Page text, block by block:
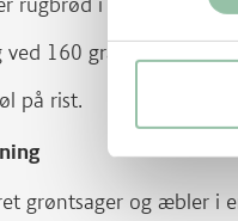
ved 160 grader i ca. 8-
på rist.
grøntsager og æbler i